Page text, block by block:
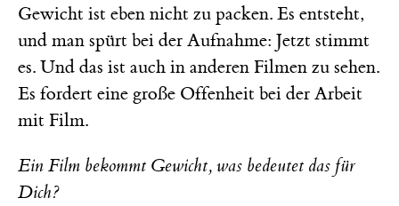
Gewicht ist eben nicht zu packen. Es entsteht,
und man spürt bei der Aufnahme: Jetzt stimmt
es. Und das ist auch in anderen Filmen zu sehen.
Es fordert eine große Offenheit bei der Arbeit
mit Film.
Ein Film bekommt Gewicht, was bedeutet das für
Dich?